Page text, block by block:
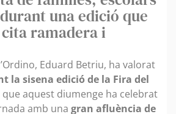
una edició que
ramadera i
Eduard Betriu, ha valorat
la sisena edició de la Fira del
que aquest diumenge ha celebrat
amb una gran afluència de